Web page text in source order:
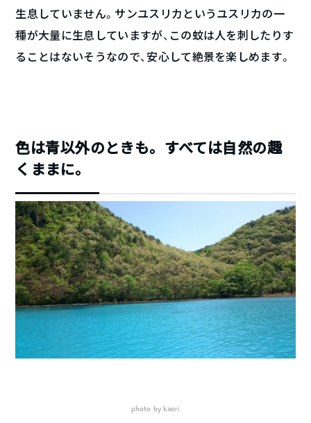
生息していません。サンユスリカというユスリカの一
種が大量に生息していますが、この蚊は人を刺したりす
ることはないそうなので、安心して絶景を楽しめます。
色は青以外のときも。すべては自然の趣
くままに。
photo by kaori